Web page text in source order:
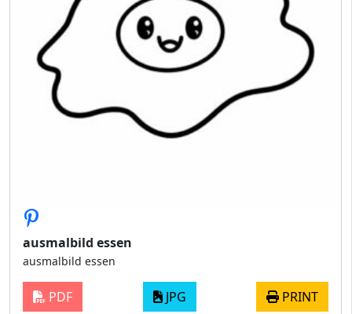
ausmalbild essen
ausmalbild essen
PDF JPG PRINT